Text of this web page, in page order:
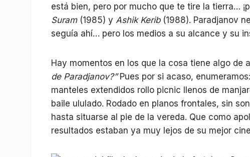
está bien, pero por mucho que te tire la tierra…
Suram(1985) y Ashik Kerib(1988). Paradjanov
seguía ahí… pero los medios a su alcance y su
Hay momentos en los que la cosa tiene algo de
de Paradjanov?”Pues por si acaso,
manteles extendidos rollo picnic llenos de
baile ululado. Rodado en planos frontales, sin
hasta situarse al pie de la vereda. Que como
resultados estaban ya muy lejos de su mejor